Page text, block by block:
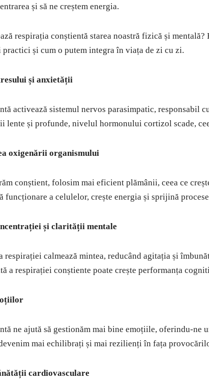
și să ne creștem energia.
respirația conștientă starea noastră fizică și mentală?
și cum o putem integra în viața de zi cu zi.
și anxietății
activează sistemul nervos parasimpatic, responsabil
lente și profunde, nivelul hormonului cortizol scade,
oxigenării organismului
conștient, folosim mai eficient plămânii, ceea ce
funcționare a celulelor, crește energia și sprijină
și clarității mentale
respirației calmează mintea, reducând agitația și
a respirației conștiente poate crește performanța
ne ajută să gestionăm mai bine emoțiile, oferindu-ne
mai echilibrați și mai rezilienți în fața
cardiovasculare